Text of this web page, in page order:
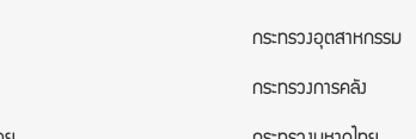
กระทรวงอุตสาหกรรม
กระทรวงการคลัง